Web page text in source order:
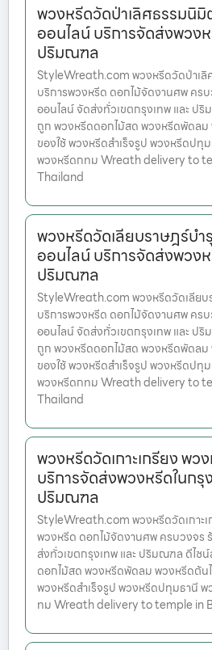
พวงหรีดวัดป่าเลิศธรรมนิ
ออนไลน์ บริการจัดส่งพวงห
ปริมณฑล
StyleWreath.com พวงหรีดวัดป่าเลิ
บริการพวงหรีด ดอกไม้จัดงานศพ คร
ออนไลน์ จัดส่งทั่วเขตกรุงเทพ และ ป
ถูก พวงหรีดดอกไม้สด พวงหรีดพัดล
ของใช้ พวงหรีดสำเร็จรูป พวงหรีดป
พวงหรีดกทม Wreath delivery to
Thailand
พวงหรีดวัดเลียบราษฎร์บำ
ออนไลน์ บริการจัดส่งพวงห
ปริมณฑล
StyleWreath.com พวงหรีดวัดเลียบ
บริการพวงหรีด ดอกไม้จัดงานศพ คร
ออนไลน์ จัดส่งทั่วเขตกรุงเทพ และ ป
ถูก พวงหรีดดอกไม้สด พวงหรีดพัดล
ของใช้ พวงหรีดสำเร็จรูป พวงหรีดป
พวงหรีดกทม Wreath delivery to
Thailand
พวงหรีดวัดเกาะเกรียง พว
บริการจัดส่งพวงหรีดในกรุ
ปริมณฑล
StyleWreath.com พวงหรีดวัดเกาะเ
พวงหรีด ดอกไม้จัดงานศพ ครบวงจร
ส่งทั่วเขตกรุงเทพ และ ปริมณฑล ดีไซ
ดอกไม้สด พวงหรีดพัดลม พวงหรีดต้น
พวงหรีดสำเร็จรูป พวงหรีดปทุมธานี
ทม Wreath delivery to temple in